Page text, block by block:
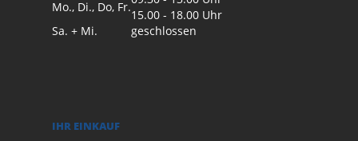
Mo., Di., Do, Fr.
15.00 - 18.00 Uhr
Sa. + Mi.
geschlossen
IHR EINKAUF